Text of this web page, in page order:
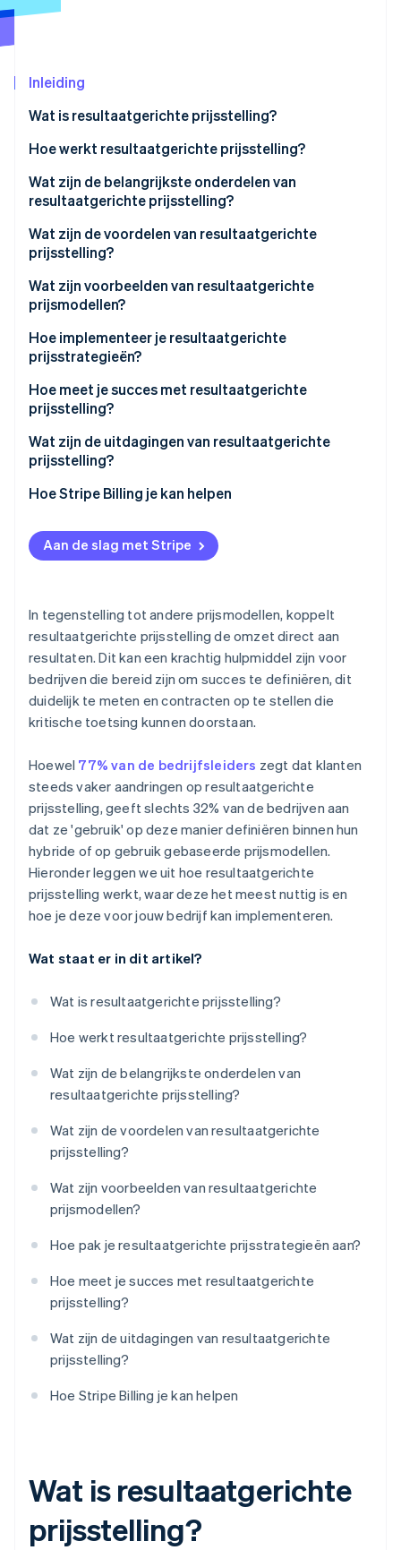
Oprichting van een start-up
Identity
Stripe Sessions 2026
Nu bekijken
Inleiding
Wat is resultaatgerichte prijsstelling?
Hoe werkt resultaatgerichte prijsstelling?
1. Bepaal het resultaat en de eenheid waarvoor je
kosten in rekening brengt
2. Meet en wijs toe met bewijs
3. Bepaal de prijs van de eenheid zodat beide
partijen winnen
4. Zet de regels in het contract
5. Zorg voor interne afstemming over het nieuwe
systeem
Wat zijn de belangrijkste onderdelen van
resultaatgerichte prijsstelling?
Wat zijn de voordelen van resultaatgerichte
prijsstelling?
Wat zijn voorbeelden van resultaatgerichte
prijsmodellen?
Hoe implementeer je resultaatgerichte
prijsstrategieën?
1. Kies de juiste maatstaf
2. Definieer het nauwkeurig
3. Bouw het meetsysteem
4. Zorg dat je teams op één lijn zitten
Hoe meet je succes met resultaatgerichte
prijsstelling?
Klant
Leverancier
Wat zijn de uitdagingen van resultaatgerichte
prijsstelling?
Hoe Stripe Billing je kan helpen
Aan de slag met Stripe
In tegenstelling tot andere prijsmodellen, koppelt
resultaatgerichte prijsstelling de omzet direct aan
resultaten. Dit kan een krachtig hulpmiddel zijn voor
bedrijven die bereid zijn om succes te definiëren, dit
duidelijk te meten en contracten op te stellen die
kritische toetsing kunnen doorstaan.
Hoewel 77% van de bedrijfsleiders zegt dat klanten
steeds vaker aandringen op resultaatgerichte
prijsstelling, geeft slechts 32% van de bedrijven aan
dat ze 'gebruik' op deze manier definiëren binnen hun
hybride of op gebruik gebaseerde prijsmodellen.
Hieronder leggen we uit hoe resultaatgerichte
prijsstelling werkt, waar deze het meest nuttig is en
hoe je deze voor jouw bedrijf kan implementeren.
Wat staat er in dit artikel?
Wat is resultaatgerichte prijsstelling?
Hoe werkt resultaatgerichte prijsstelling?
Wat zijn de belangrijkste onderdelen van
resultaatgerichte prijsstelling?
Wat zijn de voordelen van resultaatgerichte
prijsstelling?
Wat zijn voorbeelden van resultaatgerichte
prijsmodellen?
Hoe pak je resultaatgerichte prijsstrategieën aan?
Hoe meet je succes met resultaatgerichte
prijsstelling?
Wat zijn de uitdagingen van resultaatgerichte
prijsstelling?
Hoe Stripe Billing je kan helpen
Wat is resultaatgerichte
prijsstelling?